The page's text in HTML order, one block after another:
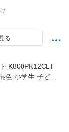
質 塗り絵
る
K800PK12CLT
色 小学生 子ども
文房具 プレゼン
にも描ける 鉛筆